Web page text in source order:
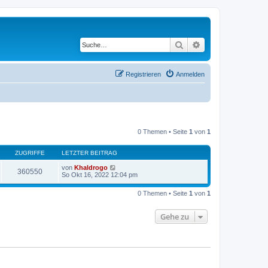
Suche
Anmelden
Registrieren
0 Themen • Seite 1 von 1
ZUGRIFFE LETZTER BEITRAG
360550 von Khaldrogo
So Okt 16, 2022 12:04 pm
0 Themen • Seite 1 von 1
Gehe zu